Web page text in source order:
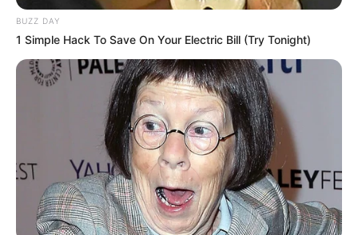
A Polícia Civil de Paraguaçu Paulista, por meio do Setor de
Investigações Gerais, com apoio da Polícia Militar,
esclareceu mais três crimes de roubos ocorridos na
Dois dos crimes ocorreram no mês de outubro, sendo um
tentado e um consumado. Estye delito foi praticado pelo
mesmo elemento que, armado com uma faca, ameaçou os
funcionários de uma loja de conveniência no interior de um
posto de gasolina para roubar o dinheiro do caixa. Durante
as investigações, os policias civis identificaram o autor e a
BUZZ DAY
1 Simple Hack To Save On Your Electric Bill (Try Tonight)